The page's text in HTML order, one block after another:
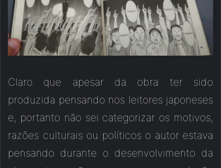
Claro que apesar da obra ter sido
produzida pensando nos leitores japoneses
e, portanto não sei categorizar os motivos,
razões culturais ou políticos o autor estava
pensando durante o desenvolvimento da